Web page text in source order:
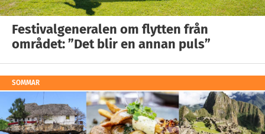
Festivalgeneralen om flytten från
området: ”Det blir en annan puls”
SOMMAR